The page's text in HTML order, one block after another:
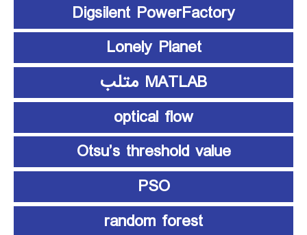
Digsilent PowerFactory
Lonely Planet
MATLAB متلب
optical flow
Otsu’s threshold value
PSO
random forest